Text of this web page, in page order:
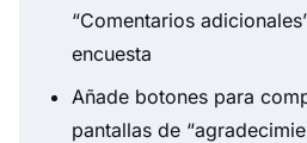
“Comentarios
encuesta
Añade botones para
pantallas de